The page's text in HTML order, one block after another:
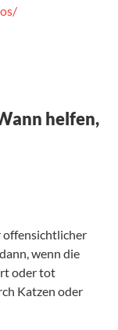
helfen,
offensichtlicher
wenn die
oder tot
Katzen oder